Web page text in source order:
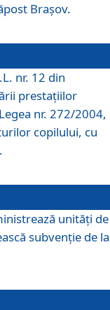
Braşov.
nr. 12 din
prestaţiilor
nr. 272/2004,
copilului, cu
unităţi de
subvenţie de la